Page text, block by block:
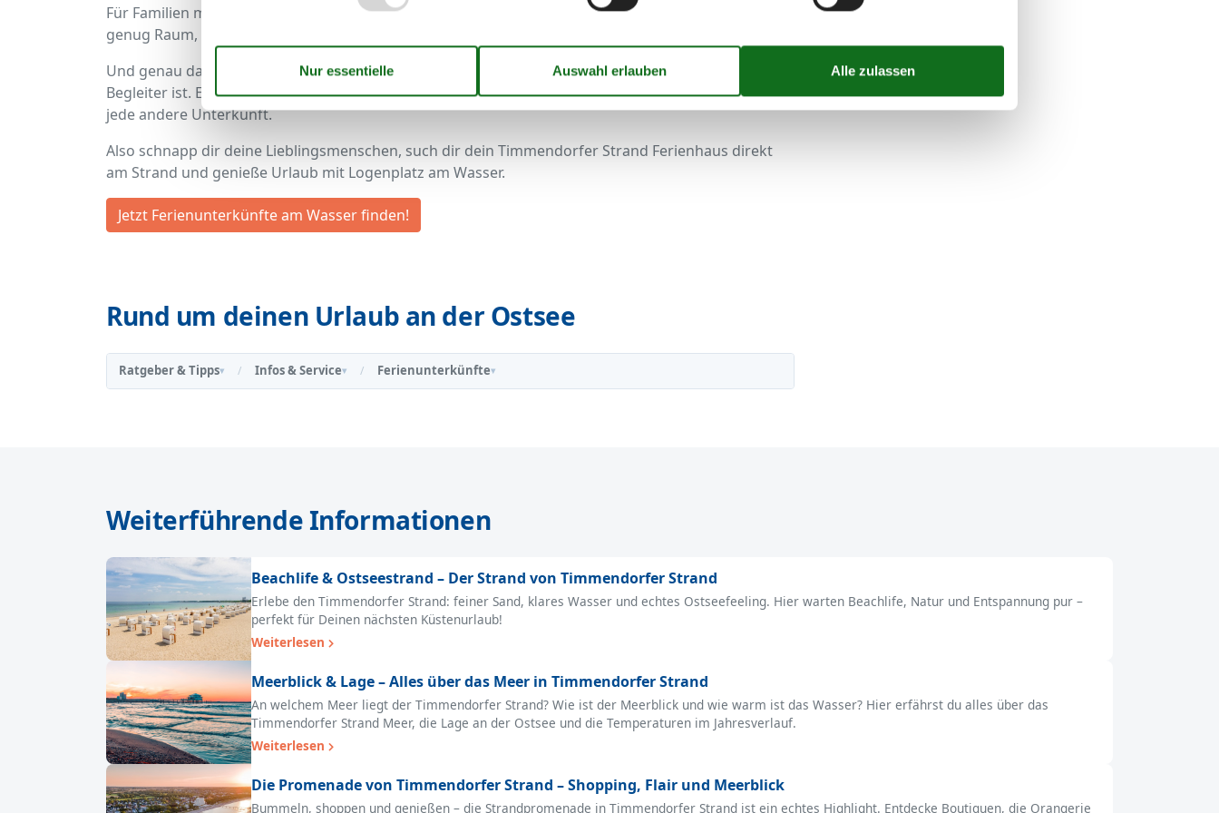
Für Familien mit fünf oder sechs Personen bietet ein Timmendorfer Strand Ferienhaus am Meer
genug Raum, um nach einem aktiven Tag gemeinsam zu entspannen.
Und genau darum geht es doch: Freiheit, Weite und das Gefühl, dass das Meer dein ständiger
Begleiter ist. Ein Ferienhaus Timmendorfer Strand Meerblick bringt dich näher an die Ostsee als
jede andere Unterkunft.
Also schnapp dir deine Lieblingsmenschen, such dir dein Timmendorfer Strand Ferienhaus direkt
am Strand und genieße Urlaub mit Logenplatz am Wasser.
Jetzt Ferienunterkünfte am Wasser finden!
Weiterführende Informationen
Beachlife & Ostseestrand – Der Strand von Timmendorfer Strand
Erlebe den Timmendorfer Strand: feiner Sand, klares Wasser und echtes Ostseefeeling. Hier warten Beachlife, Natur und Entspannung pur –
perfekt für Deinen nächsten Küstenurlaub!
Weiterlesen
Meerblick & Lage – Alles über das Meer in Timmendorfer Strand
An welchem Meer liegt der Timmendorfer Strand? Wie ist der Meerblick und wie warm ist das Wasser? Hier erfährst du alles über das
Timmendorfer Strand Meer, die Lage an der Ostsee und die Temperaturen im Jahresverlauf.
Weiterlesen
Die Promenade von Timmendorfer Strand – Shopping, Flair und Meerblick
Bummeln, shoppen und genießen – die Strandpromenade in Timmendorfer Strand ist ein echtes Highlight. Entdecke Boutiquen, die Orangerie
Rund um deinen Urlaub an der Ostsee
Ratgeber & Tipps▾ / Infos & Service▾ / Ferienunterkünfte▾